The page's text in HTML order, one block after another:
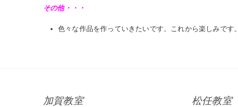
その他・・・
色々な作品を作っていきたいです。これから楽しみです。
加賀教室 松任教室